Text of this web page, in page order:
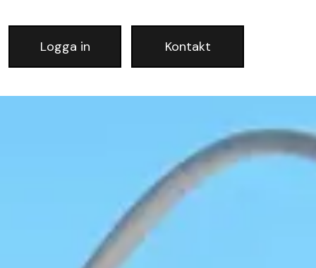
Logga in Kontakt